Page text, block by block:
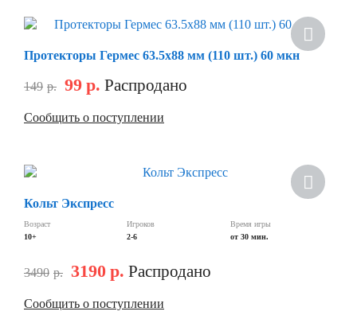
Протекторы Гермес 63.5х88 мм (110 шт.) 60 мкн
149 р. 99 р. Распродано
Сообщить о поступлении
Кольт Экспресс
Возраст
10+
Игроков
2-6
Время игры
от 30 мин.
3490 р. 3190 р. Распродано
Сообщить о поступлении